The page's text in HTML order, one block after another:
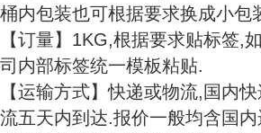
桶内包装也可根据要求换成小包
【订量】1KG,根据要求贴标签,
司内部标签统一模板粘贴.
【运输方式】快递或物流,国内
流五天内到达.报价一般均含国